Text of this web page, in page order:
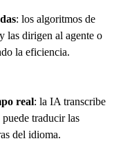
: los algoritmos de
las dirigen al agente o
la eficiencia.
real: la IA transcribe
traducir las
del idioma.